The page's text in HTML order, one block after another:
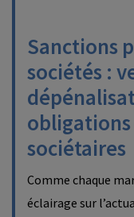
Sanctions
sociétés :
sociétaires
Comme chaque
éclairage sur